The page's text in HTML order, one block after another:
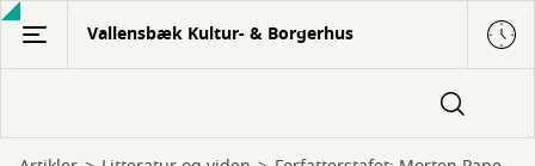
Gå
hovedindhold
Vallensbæk Kultur- & Borgerhus